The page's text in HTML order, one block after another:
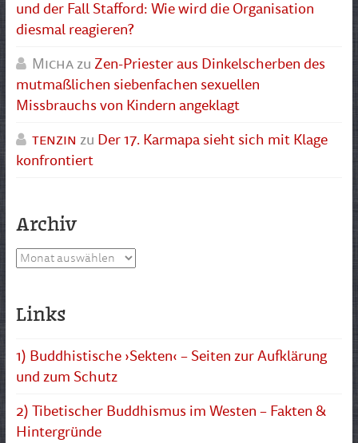
und der Fall Stafford: Wie wird die Organisation
diesmal reagieren?
MichazuZen-Priester aus Dinkelscherben des
mutmaßlichen siebenfachen sexuellen
Missbrauchs von Kindern angeklagt
tenzin zu Der 17. Karmapa sieht sich mit Klage
konfrontiert
Archiv
Archiv
Links
1) Buddhistische ›Sekten‹ – Seiten zur Aufklärung
und zum Schutz
2) Tibetischer Buddhismus im Westen – Fakten &
Hintergründe